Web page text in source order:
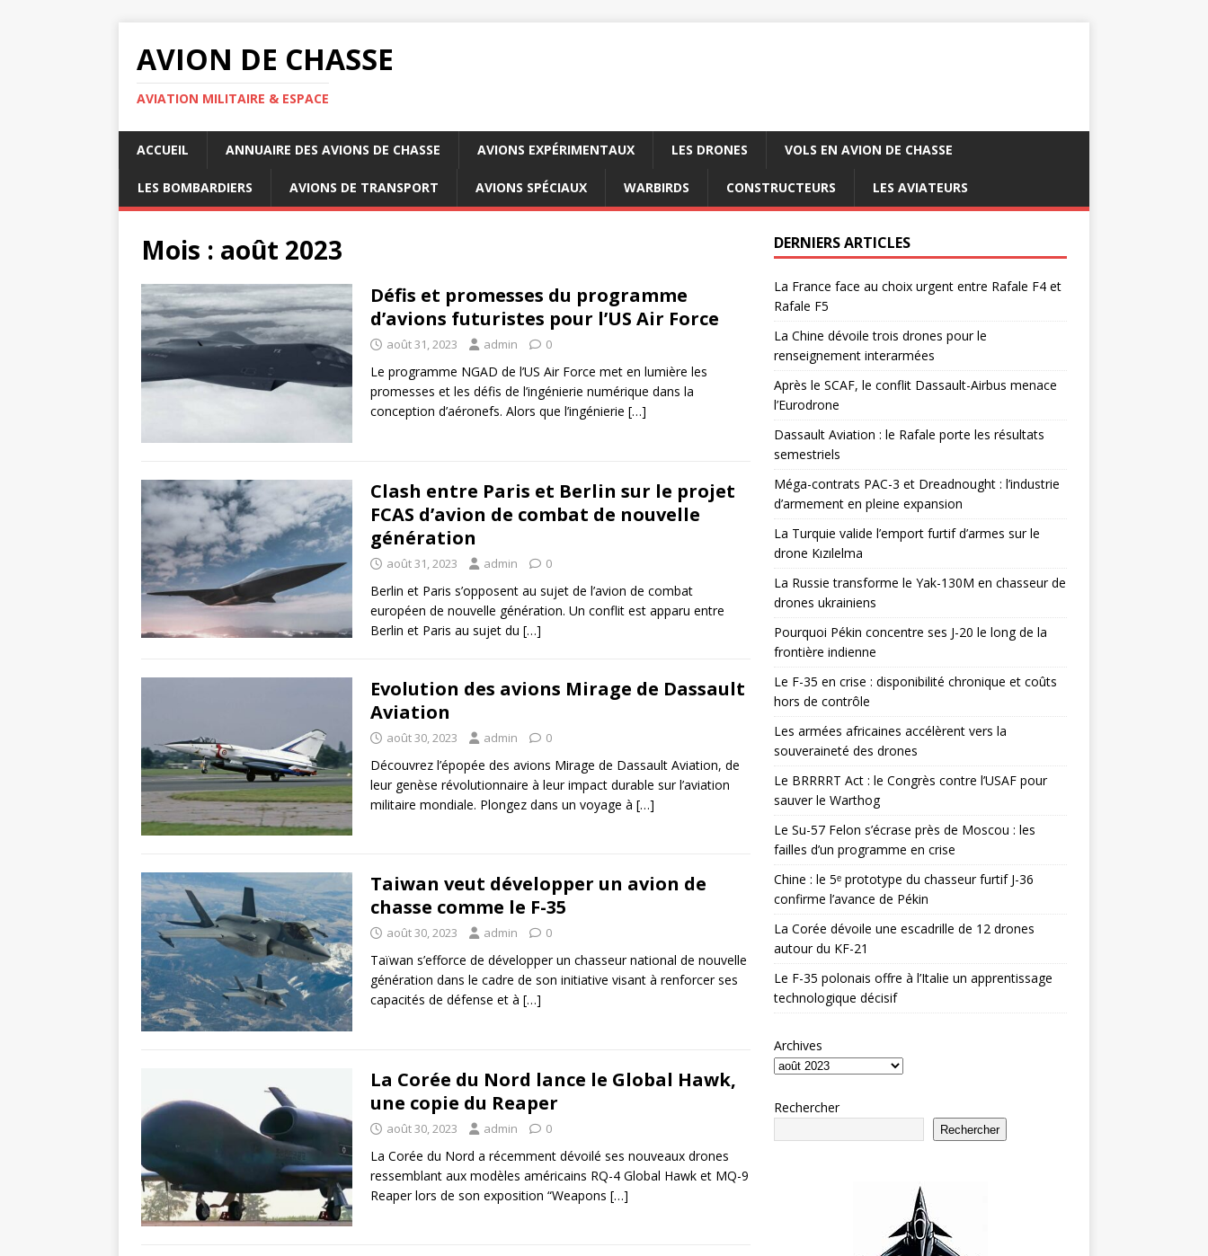
AVION DE CHASSE
AVIATION MILITAIRE & ESPACE
ACCUEIL ANNUAIRE DES AVIONS DE CHASSE AVIONS EXPÉRIMENTAUX LES DRONES VOLS EN AVION DE CHASSE
LES BOMBARDIERS AVIONS DE TRANSPORT AVIONS SPÉCIAUX WARBIRDS CONSTRUCTEURS LES AVIATEURS
Mois : août 2023
Défis et promesses du programme
d’avions futuristes pour l’US Air Force
août 31, 2023 admin 0
Le programme NGAD de l’US Air Force met en lumière les
promesses et les défis de l’ingénierie numérique dans la
conception d’aéronefs. Alors que l’ingénierie […]
Clash entre Paris et Berlin sur le projet
FCAS d’avion de combat de nouvelle
génération
août 31, 2023 admin 0
Berlin et Paris s’opposent au sujet de l’avion de combat
européen de nouvelle génération. Un conflit est apparu entre
Berlin et Paris au sujet du […]
Evolution des avions Mirage de Dassault
Aviation
août 30, 2023 admin 0
Découvrez l’épopée des avions Mirage de Dassault Aviation, de
leur genèse révolutionnaire à leur impact durable sur l’aviation
militaire mondiale. Plongez dans un voyage à […]
Taiwan veut développer un avion de
chasse comme le F-35
août 30, 2023 admin 0
Taïwan s’efforce de développer un chasseur national de nouvelle
génération dans le cadre de son initiative visant à renforcer ses
capacités de défense et à […]
La Corée du Nord lance le Global Hawk,
une copie du Reaper
août 30, 2023 admin 0
La Corée du Nord a récemment dévoilé ses nouveaux drones
ressemblant aux modèles américains RQ-4 Global Hawk et MQ-9
Reaper lors de son exposition “Weapons […]
DERNIERS ARTICLES
La France face au choix urgent entre Rafale F4 et
Rafale F5
La Chine dévoile trois drones pour le
renseignement interarmées
Après le SCAF, le conflit Dassault-Airbus menace
l’Eurodrone
Dassault Aviation : le Rafale porte les résultats
semestriels
Méga-contrats PAC-3 et Dreadnought : l’industrie
d’armement en pleine expansion
La Turquie valide l’emport furtif d’armes sur le
drone Kızılelma
La Russie transforme le Yak-130M en chasseur de
drones ukrainiens
Pourquoi Pékin concentre ses J-20 le long de la
frontière indienne
Le F-35 en crise : disponibilité chronique et coûts
hors de contrôle
Les armées africaines accélèrent vers la
souveraineté des drones
Le BRRRRT Act : le Congrès contre l’USAF pour
sauver le Warthog
Le Su-57 Felon s’écrase près de Moscou : les
failles d’un programme en crise
Chine : le 5ᵉ prototype du chasseur furtif J-36
confirme l’avance de Pékin
La Corée dévoile une escadrille de 12 drones
autour du KF-21
Le F-35 polonais offre à l’Italie un apprentissage
technologique décisif
Archives
Rechercher
Rechercher